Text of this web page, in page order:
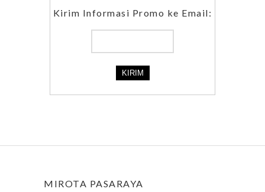
Kirim Informasi Promo ke Email:
MIROTA PASARAYA